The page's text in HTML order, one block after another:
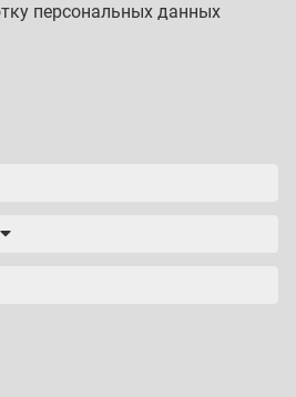
персональных данных